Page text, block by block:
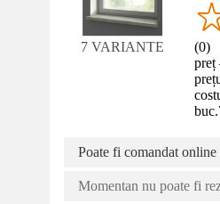
7 VARIANTE (0)
buc.
Poate fi comandat online
Momentan nu poate fi